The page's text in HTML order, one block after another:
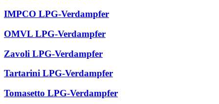
IMPCO LPG-Verdampfer
OMVL LPG-Verdampfer
Zavoli LPG-Verdampfer
Tartarini LPG-Verdampfer
Tomasetto LPG-Verdampfer